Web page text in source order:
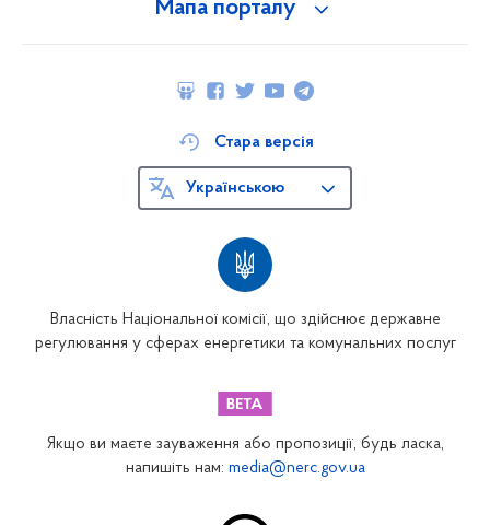
Мапа порталу
Власність Національної комісії, що здійснює державне
регулювання у сферах енергетики та комунальних послуг
Стара версія
Українською
Якщо ви маєте зауваження або пропозиції, будь ласка,
напишіть нам: media@nerc.gov.ua